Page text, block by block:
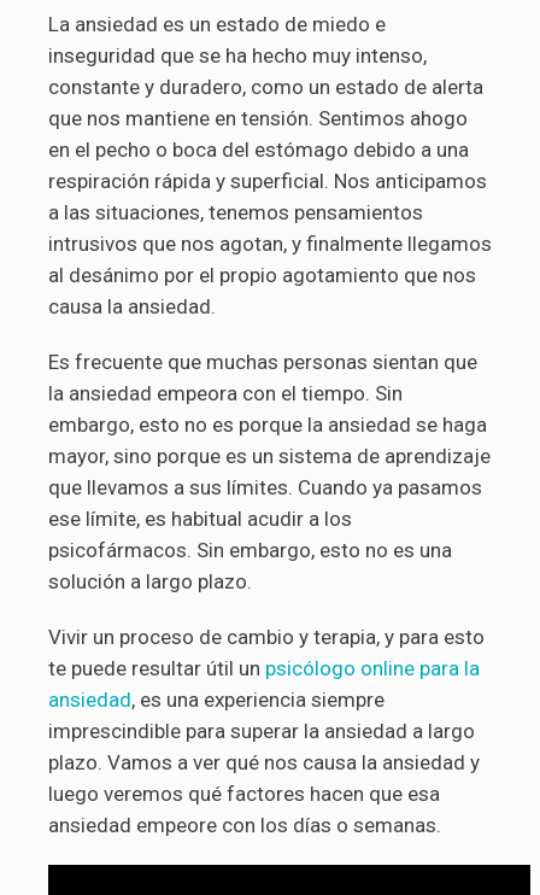
La ansiedad es un estado de miedo e
inseguridad que se ha hecho muy intenso,
constante y duradero, como un estado de alerta
que nos mantiene en tensión. Sentimos ahogo
en el pecho o boca del estómago debido a una
respiración rápida y superficial. Nos anticipamos
a las situaciones, tenemos pensamientos
intrusivos que nos agotan, y finalmente llegamos
al desánimo por el propio agotamiento que nos
causa la ansiedad.
Es frecuente que muchas personas sientan que
la ansiedad empeora con el tiempo. Sin
embargo, esto no es porque la ansiedad se haga
mayor, sino porque es un sistema de aprendizaje
que llevamos a sus límites. Cuando ya pasamos
ese límite, es habitual acudir a los
psicofármacos. Sin embargo, esto no es una
solución a largo plazo.
Vivir un proceso de cambio y terapia, y para esto
te puede resultar útil un psicólogo online para la
ansiedad, es una experiencia siempre
imprescindible para superar la ansiedad a largo
plazo. Vamos a ver qué nos causa la ansiedad y
luego veremos qué factores hacen que esa
ansiedad empeore con los días o semanas.